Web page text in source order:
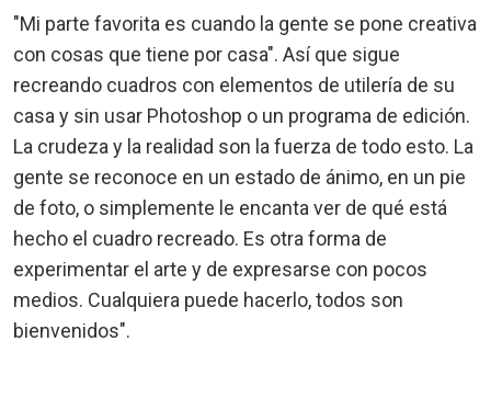
"Mi parte favorita es cuando la gente se pone creativa
con cosas que tiene por casa". Así que sigue
recreando cuadros con elementos de utilería de su
casa y sin usar Photoshop o un programa de edición.
La crudeza y la realidad son la fuerza de todo esto. La
gente se reconoce en un estado de ánimo, en un pie
de foto, o simplemente le encanta ver de qué está
hecho el cuadro recreado. Es otra forma de
experimentar el arte y de expresarse con pocos
medios. Cualquiera puede hacerlo, todos son
bienvenidos".